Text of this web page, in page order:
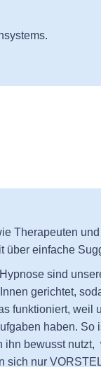
Therapeuten
über einfache
sind
gerichtet,
funktioniert, weil
haben. So
ihn bewusst
sich nur